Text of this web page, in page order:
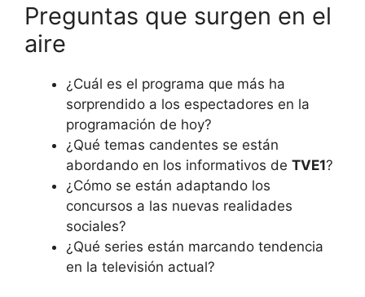
Preguntas que surgen en el
aire
¿Cuál es el programa que más ha
sorprendido a los espectadores en la
programación de hoy?
¿Qué temas candentes se están
abordando en los informativos de TVE1?
¿Cómo se están adaptando los
concursos a las nuevas realidades
sociales?
¿Qué series están marcando tendencia
en la televisión actual?